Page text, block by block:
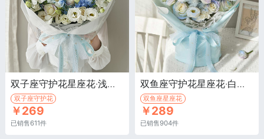
双子座守护花星座花·浅蓝色绣球1枝，骄傲白玫瑰9枝
双子座守护花
￥269
已销售611件
双鱼座守护花星座花·白色骄傲11枝，康乃馨4枝，搭配桔梗、蝴蝶兰等
双鱼座星座花
￥289
已销售904件